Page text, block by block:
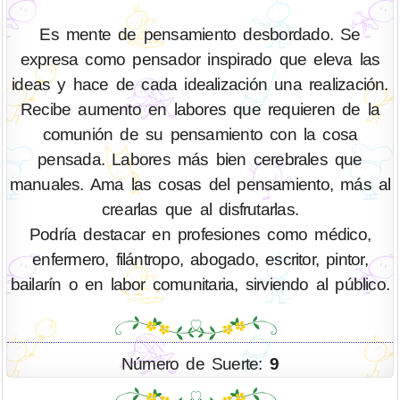
Es mente de pensamiento desbordado. Se
expresa como pensador inspirado que eleva las
ideas y hace de cada idealización una realización.
Recibe aumento en labores que requieren de la
comunión de su pensamiento con la cosa
pensada. Labores más bien cerebrales que
manuales. Ama las cosas del pensamiento, más al
crearlas que al disfrutarlas.
Podría destacar en profesiones como médico,
enfermero, filántropo, abogado, escritor, pintor,
bailarín o en labor comunitaria, sirviendo al público.
Número de Suerte: 9